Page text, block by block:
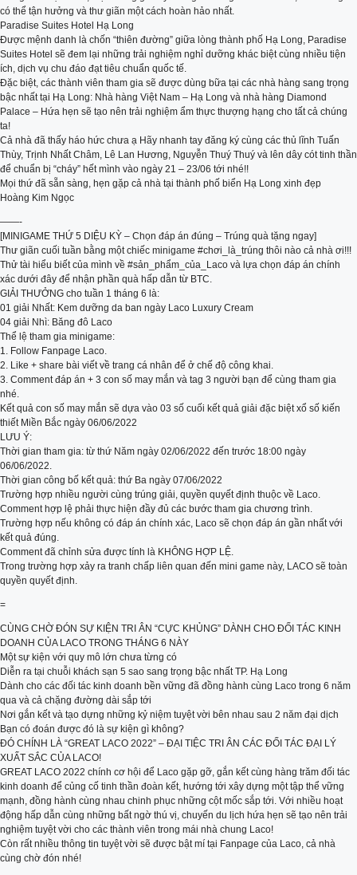
có thể tận hưởng và thư giãn một cách hoàn hảo nhất.
Paradise Suites Hotel Hạ Long
Được mệnh danh là chốn “thiên đường” giữa lòng thành phố Hạ Long, Paradise
Suites Hotel sẽ đem lại những trải nghiệm nghỉ dưỡng khác biệt cùng nhiều tiện
ích, dịch vụ chu đáo đạt tiêu chuẩn quốc tế.
Đặc biệt, các thành viên tham gia sẽ được dùng bữa tại các nhà hàng sang trọng
bậc nhất tại Hạ Long: Nhà hàng Việt Nam – Hạ Long và nhà hàng Diamond
Palace – Hứa hẹn sẽ tạo nên trải nghiệm ẩm thực thượng hạng cho tất cả chúng
ta!
Cả nhà đã thấy háo hức chưa ạ Hãy nhanh tay đăng ký cùng các thủ lĩnh Tuấn
Thùy, Trịnh Nhất Châm, Lê Lan Hương, Nguyễn Thuý Thuý và lên dây cót tinh thần
để chuẩn bị “cháy” hết mình vào ngày 21 – 23/06 tới nhé!!
Mọi thứ đã sẵn sàng, hẹn gặp cả nhà tại thành phố biển Hạ Long xinh đẹp
Hoàng Kim Ngọc
——-
[MINIGAME THỨ 5 DIỆU KỲ – Chọn đáp án đúng – Trúng quà tặng ngay]
Thư giãn cuối tuần bằng một chiếc minigame #chơi_là_trúng thôi nào cả nhà ơi!!!
Thử tài hiểu biết của mình về #sản_phẩm_của_Laco và lựa chọn đáp án chính
xác dưới đây để nhận phần quà hấp dẫn từ BTC.
GIẢI THƯỞNG cho tuần 1 tháng 6 là:
01 giải Nhất: Kem dưỡng da ban ngày Laco Luxury Cream
04 giải Nhì: Băng đô Laco
Thể lệ tham gia minigame:
1. Follow Fanpage Laco.
2. Like + share bài viết về trang cá nhân để ở chế độ công khai.
3. Comment đáp án + 3 con số may mắn và tag 3 người bạn để cùng tham gia
nhé.
Kết quả con số may mắn sẽ dựa vào 03 số cuối kết quả giải đặc biệt xổ số kiến
thiết Miền Bắc ngày 06/06/2022
LƯU Ý:
Thời gian tham gia: từ thứ Năm ngày 02/06/2022 đến trước 18:00 ngày
06/06/2022.
Thời gian công bố kết quả: thứ Ba ngày 07/06/2022
Trường hợp nhiều người cùng trúng giải, quyền quyết định thuộc về Laco.
Comment hợp lệ phải thực hiện đầy đủ các bước tham gia chương trình.
Trường hợp nếu không có đáp án chính xác, Laco sẽ chọn đáp án gần nhất với
kết quả đúng.
Comment đã chỉnh sửa được tính là KHÔNG HỢP LỆ.
Trong trường hợp xảy ra tranh chấp liên quan đến mini game này, LACO sẽ toàn
quyền quyết định.
=
CÙNG CHỜ ĐÓN SỰ KIỆN TRI ÂN “CỰC KHỦNG” DÀNH CHO ĐỐI TÁC KINH
DOANH CỦA LACO TRONG THÁNG 6 NÀY
Một sự kiện với quy mô lớn chưa từng có
Diễn ra tại chuỗi khách sạn 5 sao sang trọng bậc nhất TP. Hạ Long
Dành cho các đối tác kinh doanh bền vững đã đồng hành cùng Laco trong 6 năm
qua và cả chặng đường dài sắp tới
Nơi gắn kết và tạo dựng những kỷ niệm tuyệt vời bên nhau sau 2 năm đại dịch
Bạn có đoán được đó là sự kiện gì không?
ĐÓ CHÍNH LÀ “GREAT LACO 2022” – ĐẠI TIỆC TRI ÂN CÁC ĐỐI TÁC ĐẠI LÝ
XUẤT SẮC CỦA LACO!
GREAT LACO 2022 chính cơ hội để Laco gặp gỡ, gắn kết cùng hàng trăm đối tác
kinh doanh để củng cố tinh thần đoàn kết, hướng tới xây dựng một tập thể vững
mạnh, đồng hành cùng nhau chinh phục những cột mốc sắp tới. Với nhiều hoạt
động hấp dẫn cùng những bất ngờ thú vị, chuyến du lịch hứa hẹn sẽ tạo nên trải
nghiệm tuyệt vời cho các thành viên trong mái nhà chung Laco!
Còn rất nhiều thông tin tuyệt vời sẽ được bật mí tại Fanpage của Laco, cả nhà
cùng chờ đón nhé!